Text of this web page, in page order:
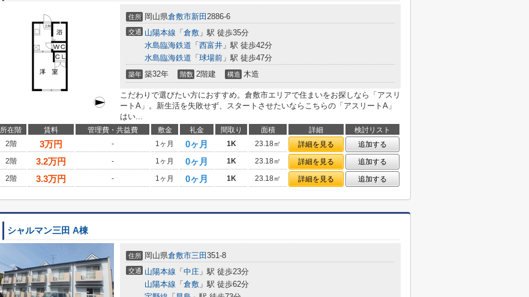
住所 岡山県倉敷市新田 2886-6
交通 山陽本線 「 倉敷 」駅 徒歩35分
水島臨海鉄道 「 西富井 」駅 徒歩42分
水島臨海鉄道 「 球場前 」駅 徒歩47分
築年 築32年 階数 2階建 構造 木造
こだわりで選びたい方におすすめ。倉敷市エリアで住まいをお探しなら「アスリ
ートA」。新生活を失敗せず、スタートさせたいならこちらの「アスリートA」
はい...
所在階 賃料 管理費・共益費 敷金 礼金 間取り 面積 詳細
検討リスト
2階
3万円 - 1ヶ月 0ヶ月 1K 23.18㎡ 詳細を見る
追加する
2階
3.2万円 - 1ヶ月 0ヶ月 1K 23.18㎡ 詳細を見る
追加する
2階
3.3万円 - 1ヶ月 0ヶ月 1K 23.18㎡ 詳細を見る 追加する
シャルマン三田 A棟
住所 岡山県倉敷市三田 351-8
交通 山陽本線 「 中庄 」駅 徒歩23分
山陽本線 「 倉敷 」駅 徒歩62分